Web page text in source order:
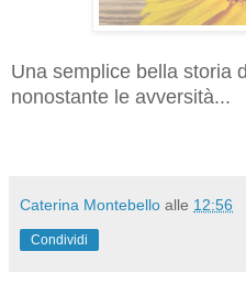
Una semplice bella storia
nonostante le avversità...
Caterina Montebello alle 12:56
Condividi